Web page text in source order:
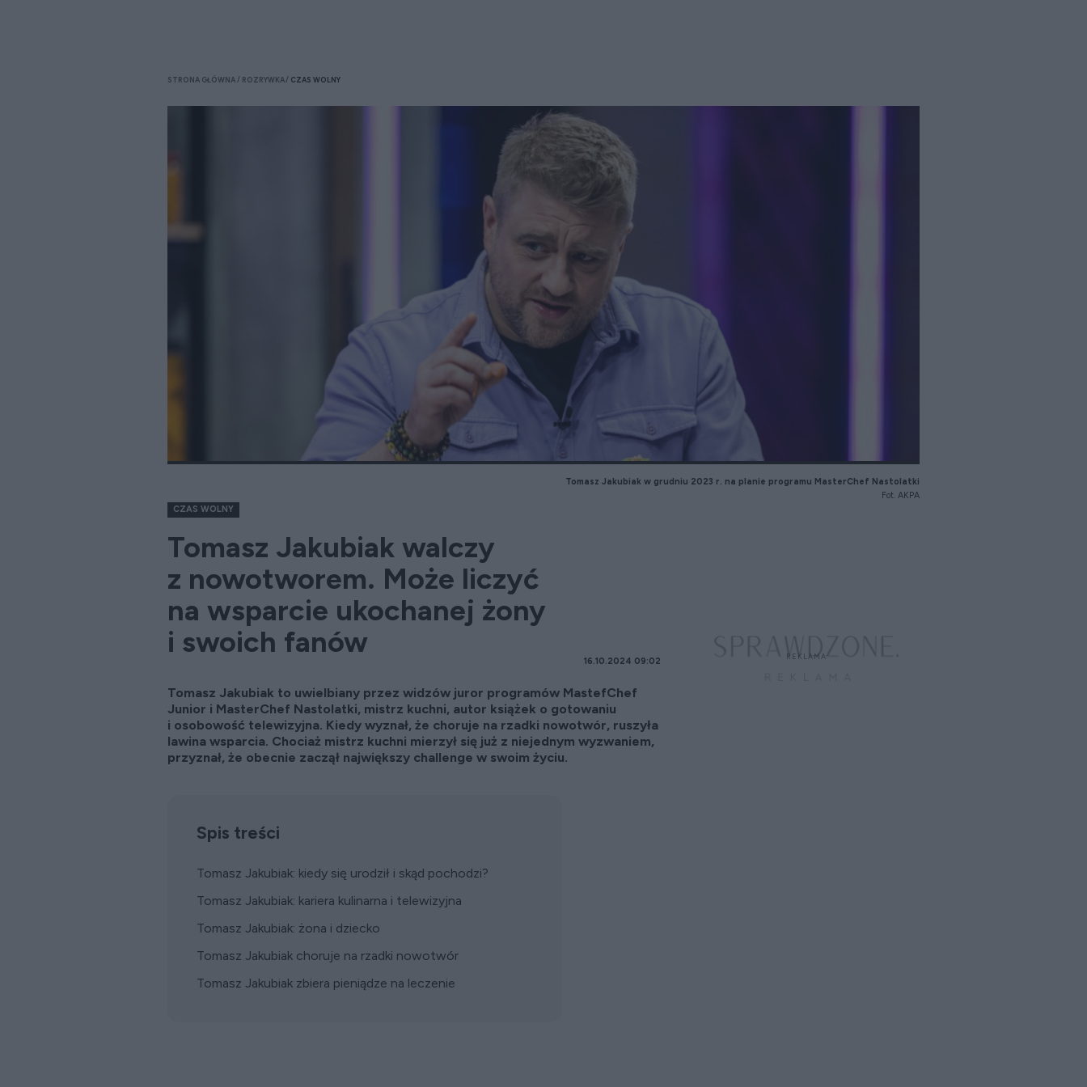
STRONA GŁÓWNA ROZRYWKA CZAS WOLNY
Tomasz Jakubiak w grudniu 2023 r. na planie programu MasterChef Nastolatki
Fot. AKPA
CZAS WOLNY
Tomasz Jakubiak walczy
z nowotworem. Może liczyć
na wsparcie ukochanej żony
i swoich fanów
16.10.2024 09:02
Tomasz Jakubiak to uwielbiany przez widzów juror programów MastefChef
Junior i MasterChef Nastolatki, mistrz kuchni, autor książek o gotowaniu
i osobowość telewizyjna. Kiedy wyznał, że choruje na rzadki nowotwór, ruszyła
lawina wsparcia. Chociaż mistrz kuchni mierzył się już z niejednym wyzwaniem,
przyznał, że obecnie zaczął największy challenge w swoim życiu.
Spis treści
Tomasz Jakubiak: kiedy się urodził i skąd pochodzi?
Tomasz Jakubiak: kariera kulinarna i telewizyjna
Tomasz Jakubiak: żona i dziecko
Tomasz Jakubiak choruje na rzadki nowotwór
Tomasz Jakubiak zbiera pieniądze na leczenie